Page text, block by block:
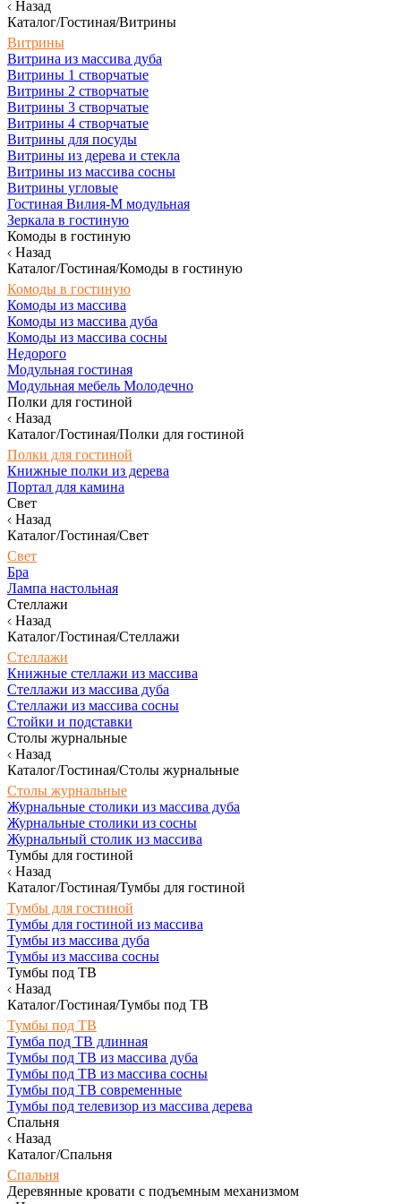
Назад
Каталог/Гостиная/Витрины
Витрины
Витрина из массива дуба
Витрины 1 створчатые
Витрины 2 створчатые
Витрины 3 створчатые
Витрины 4 створчатые
Витрины для посуды
Витрины из дерева и стекла
Витрины из массива сосны
Витрины угловые
Гостиная Вилия-М модульная
Зеркала в гостиную
Комоды в гостиную
Назад
Каталог/Гостиная/Комоды в гостиную
Комоды в гостиную
Комоды из массива
Комоды из массива дуба
Комоды из массива сосны
Недорого
Модульная гостиная
Модульная мебель Молодечно
Полки для гостиной
Назад
Каталог/Гостиная/Полки для гостиной
Полки для гостиной
Книжные полки из дерева
Портал для камина
Свет
Назад
Каталог/Гостиная/Свет
Свет
Бра
Лампа настольная
Стеллажи
Назад
Каталог/Гостиная/Стеллажи
Стеллажи
Книжные стеллажи из массива
Стеллажи из массива дуба
Стеллажи из массива сосны
Стойки и подставки
Столы журнальные
Назад
Каталог/Гостиная/Столы журнальные
Столы журнальные
Журнальные столики из массива дуба
Журнальные столики из сосны
Журнальный столик из массива
Тумбы для гостиной
Назад
Каталог/Гостиная/Тумбы для гостиной
Тумбы для гостиной
Тумбы для гостиной из массива
Тумбы из массива дуба
Тумбы из массива сосны
Тумбы под ТВ
Назад
Каталог/Гостиная/Тумбы под ТВ
Тумбы под ТВ
Тумба под ТВ длинная
Тумбы под ТВ из массива дуба
Тумбы под ТВ из массива сосны
Тумбы под ТВ современные
Тумбы под телевизор из массива дерева
Спальня
Назад
Каталог/Спальня
Спальня
Деревянные кровати с подъемным механизмом